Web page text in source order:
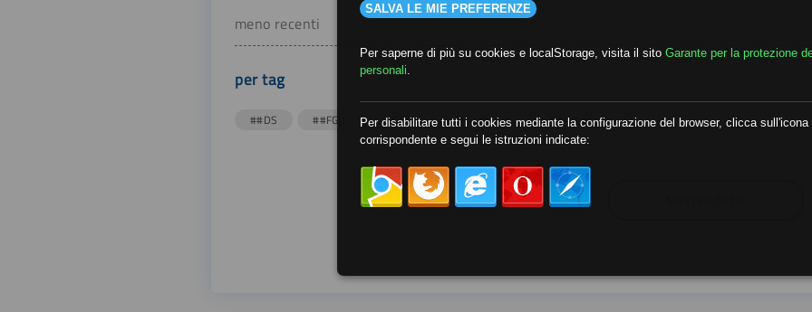
meno recenti
per tag
##DS ##FGU ##Gilda ##audoizioni ##autonomia
SALVA LE MIE PREFERENZE
Per saperne di più su cookies e localStorage, visita il sito Garante per la protezione
personali
Per disabilitare tutti i cookies mediante la configurazione del browser, clicca sull'icona
corrispondente e segui le istruzioni indicate: